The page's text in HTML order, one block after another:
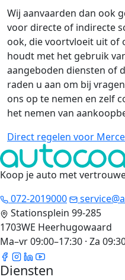
Wij aanvaarden dan ook
voor directe of indirecte
ook, die voortvloeit uit of
houdt met het gebruik
aangeboden diensten of
raden u aan om bij
ons op te nemen en zelf
het nemen van
Direct regelen voor
Koop je auto met
072-2019000
Stationsplein 99-285
1703WE Heerhugowaard
Ma–vr 09:00–17:30 · Za
Diensten